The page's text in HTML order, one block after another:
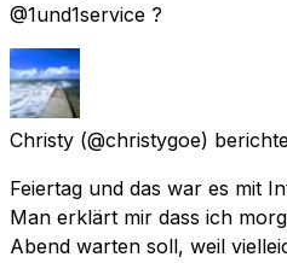
@1und1service ?
Christy (@christygoe)
Feiertag und das war es mit
Man erklärt mir dass ich
Abend warten soll, weil